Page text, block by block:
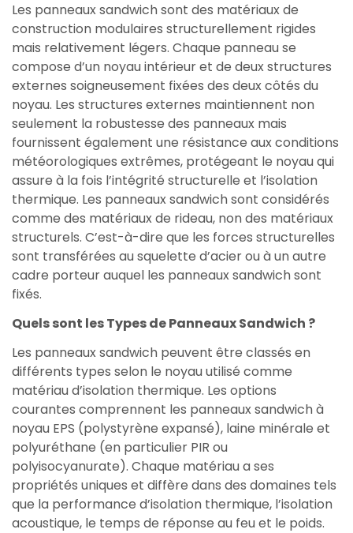
Les panneaux sandwich sont des matériaux de
construction modulaires structurellement rigides
mais relativement légers. Chaque panneau se
compose d’un noyau intérieur et de deux structures
externes soigneusement fixées des deux côtés du
noyau. Les structures externes maintiennent non
seulement la robustesse des panneaux mais
fournissent également une résistance aux conditions
météorologiques extrêmes, protégeant le noyau qui
assure à la fois l’intégrité structurelle et l’isolation
thermique. Les panneaux sandwich sont considérés
comme des matériaux de rideau, non des matériaux
structurels. C’est-à-dire que les forces structurelles
sont transférées au squelette d’acier ou à un autre
cadre porteur auquel les panneaux sandwich sont
fixés.
Quels sont les Types de Panneaux Sandwich ?
Les panneaux sandwich peuvent être classés en
différents types selon le noyau utilisé comme
matériau d’isolation thermique. Les options
courantes comprennent les panneaux sandwich à
noyau EPS (polystyrène expansé), laine minérale et
polyuréthane (en particulier PIR ou
polyisocyanurate). Chaque matériau a ses
propriétés uniques et diffère dans des domaines tels
que la performance d’isolation thermique, l’isolation
acoustique, le temps de réponse au feu et le poids.